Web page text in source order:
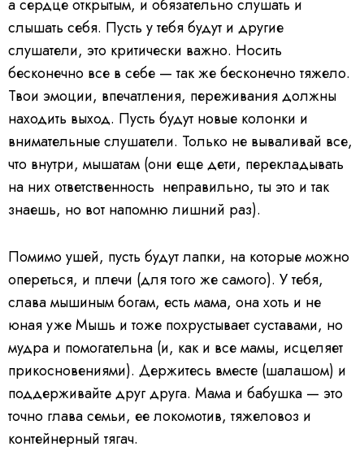
а сердце открытым, и обязательно слушать и
слышать себя. Пусть у тебя будут и другие
слушатели, это критически важно. Носить
бесконечно все в себе — так же бесконечно тяжело.
Твои эмоции, впечатления, переживания должны
находить выход. Пусть будут новые колонки и
внимательные слушатели. Только не вываливай все,
что внутри, мышатам (они еще дети, перекладывать
на них ответственность неправильно, ты это и так
знаешь, но вот напомню лишний раз).
Помимо ушей, пусть будут лапки, на которые можно
опереться, и плечи (для того же самого). У тебя,
слава мышиным богам, есть мама, она хоть и не
юная уже Мышь и тоже похрустывает суставами, но
мудра и помогательна (и, как и все мамы, исцеляет
прикосновениями). Держитесь вместе (шалашом) и
поддерживайте друг друга. Мама и бабушка — это
точно глава семьи, ее локомотив, тяжеловоз и
контейнерный тягач.